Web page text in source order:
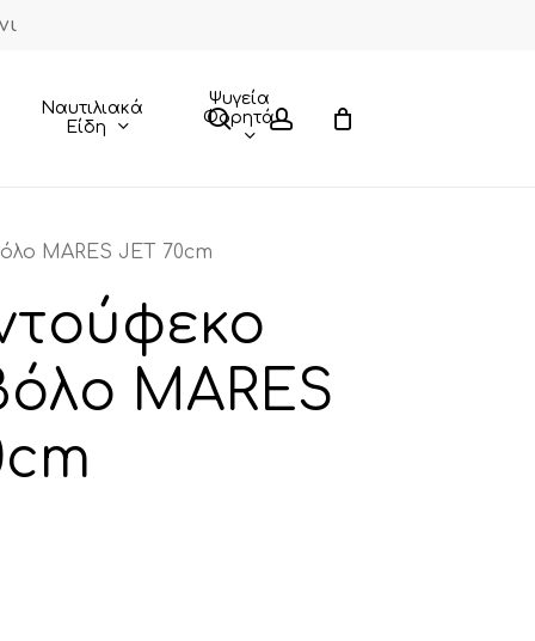
Ναυτιλιακά
Είδη
Ψυγεία
Φορητά
search account
MARES JET 70cm
MARES